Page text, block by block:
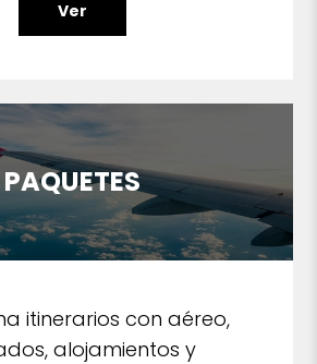
Ver
PAQUETES
itinerarios con aéreo,
alojamientos y